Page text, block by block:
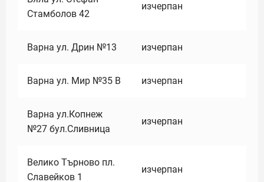
Стамболов 42
изчерпан
Варна ул. Дрин №13 изчерпан
Варна ул. Мир №35 В изчерпан
Варна ул.Копнеж
№27 бул.Сливница
изчерпан
Велико Търново пл.
Славейков 1
изчерпан